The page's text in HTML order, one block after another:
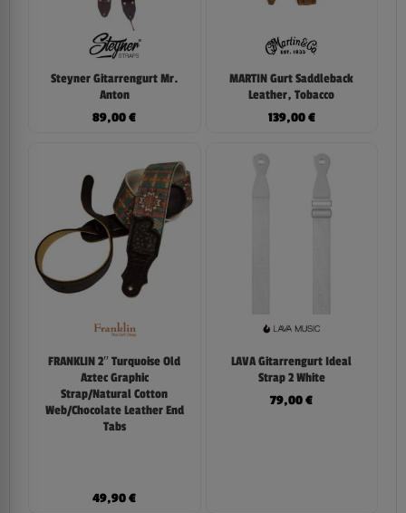
Steyner Gitarrengurt Mr.
Anton
89,00€
MARTIN Gurt Saddleback
Leather, Tobacco
139,00€
FRANKLIN 2″ Turquoise Old
Aztec Graphic
Strap/Natural Cotton
Web/Chocolate Leather End
Tabs
49,90€
LAVA Gitarrengurt Ideal
Strap 2 White
79,00€